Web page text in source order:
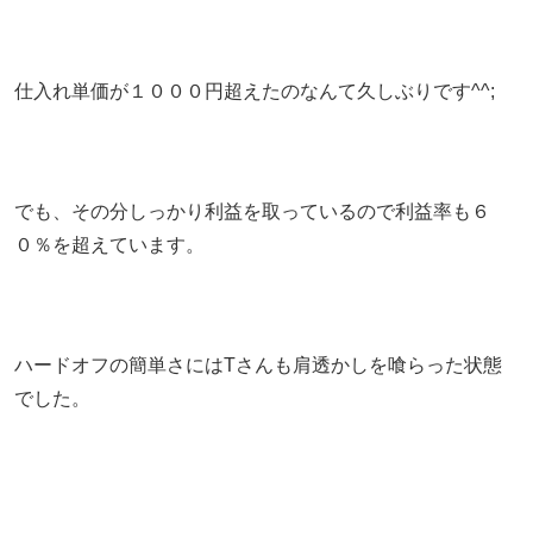
仕入れ単価が１０００円超えたのなんて久しぶりです^^;
でも、その分しっかり利益を取っているので利益率も６
０％を超えています。
ハードオフの簡単さにはTさんも肩透かしを喰らった状態
でした。